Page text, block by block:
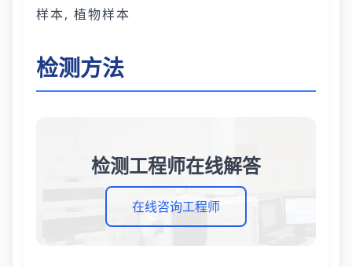
样本, 植物样本
检测方法
检测工程师在线解答
在线咨询工程师